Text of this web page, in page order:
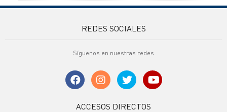
REDES SOCIALES
Síguenos en nuestras redes
ACCESOS DIRECTOS